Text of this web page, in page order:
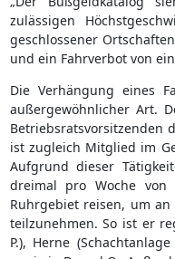
zulässigen
geschlossener
und ein Fahrverbot von
Die Verhängung eines
außergewöhnlicher Art.
Betriebsratsvorsitzenden
ist zugleich Mitglied im
Aufgrund dieser
dreimal pro Woche
Ruhrgebiet reisen, um
teilzunehmen. So ist er
P.), Herne